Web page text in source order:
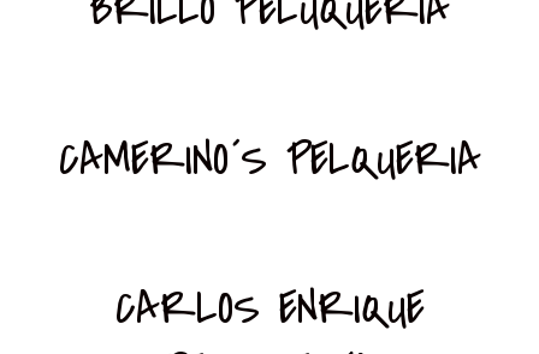
CAMERINO´S PELQUERIA
CARLOS ENRIQUE